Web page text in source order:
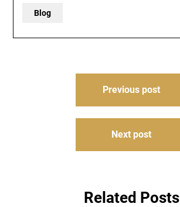
Blog
Previous post
Next post
Related Posts